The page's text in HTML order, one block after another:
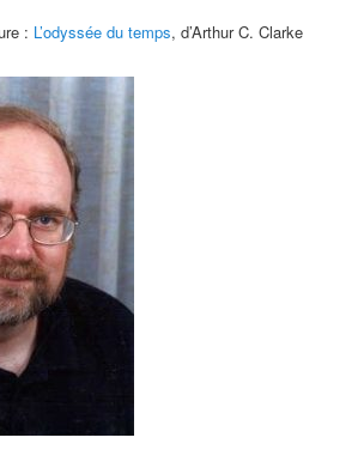
: L’odyssée du temps, d’Arthur C. Clarke